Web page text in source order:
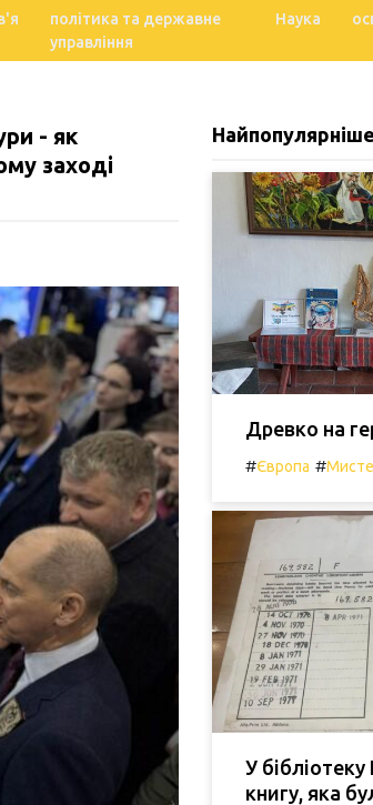
політика та державне
управління
Наука
- як
заході
Найпопулярніше
Древко на
#Європа #
У бібліотеку
книгу, яка